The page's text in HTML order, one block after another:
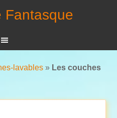
Fantasque
lavables » Les couches